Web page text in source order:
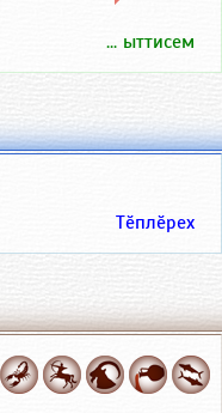
... ыттисем
Тӗплӗрех